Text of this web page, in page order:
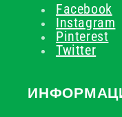
Facebook
Instagram
Pinterest
Twitter